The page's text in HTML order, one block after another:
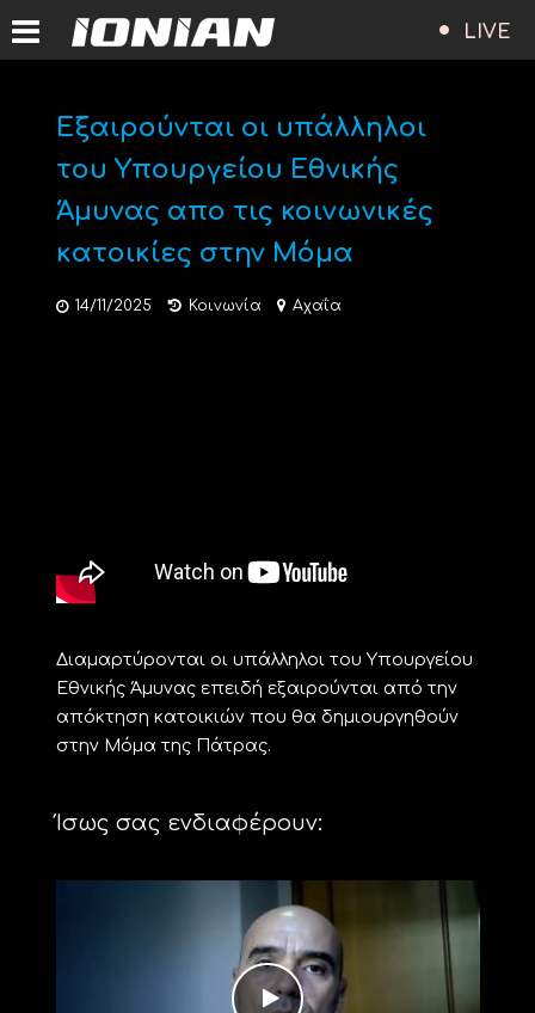
LIVE
Εξαιρούνται οι υπάλληλοι
του Υπουργείου Εθνικής
Άμυνας απο τις κοινωνικές
κατοικίες στην Μόμα
14/11/2025 Κοινωνία Αχαΐα
Διαμαρτύρονται οι υπάλληλοι του Υπουργείου
Εθνικής Άμυνας επειδή εξαιρούνται από την
απόκτηση κατοικιών που θα δημιουργηθούν
στην Μόμα της Πάτρας.
Ίσως σας ενδιαφέρουν: